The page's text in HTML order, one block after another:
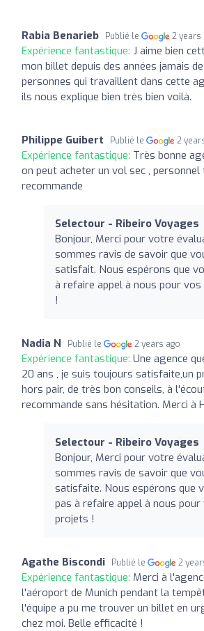
Rabia Benarieb Publié le 2 years
Expérience fantastique: J aime bien
mon billet depuis des années jamais
personnes qui travaillent dans cette
ils nous explique bien très bien voilà.
Philippe Guibert Publié le 2
Expérience fantastique: Très bonne
on peut acheter un vol sec ,
recommande
Selectour - Ribeiro Voyages
Bonjour, Merci pour votre
sommes ravis de savoir que
satisfait. Nous espérons que
à refaire appel à nous pour
!
Nadia N Publié le 2 years ago
Expérience fantastique: Une agence
20 ans , je suis toujours satisfaite,un
hors pair, de très bon conseils, à
recommande sans hésitation. Merci à
Selectour - Ribeiro Voyages
Bonjour, Merci pour votre
sommes ravis de savoir que
satisfaite. Nous espérons que
pas à refaire appel à nous
projets !
Agathe Biscondi Publié le 2
Expérience fantastique: Merci à
l'aéroport de Munich pendant la
l'équipe a pu me trouver un billet en
chez moi. Belle efficacité !